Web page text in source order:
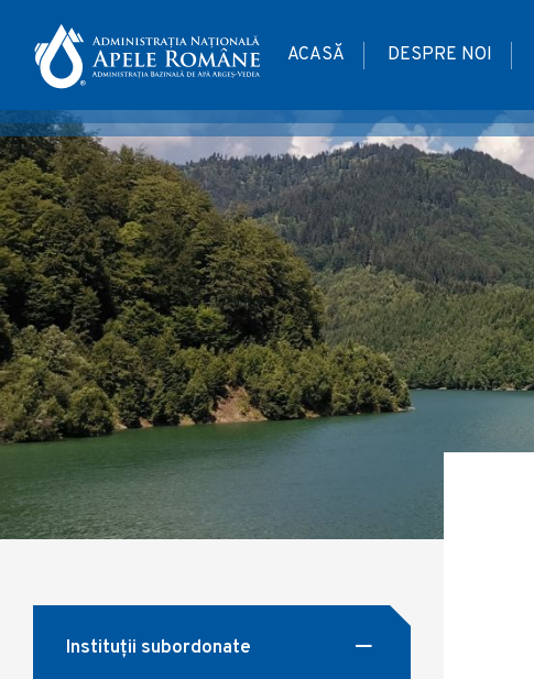
ACASĂ DESPRE NOI
Instituții subordonate